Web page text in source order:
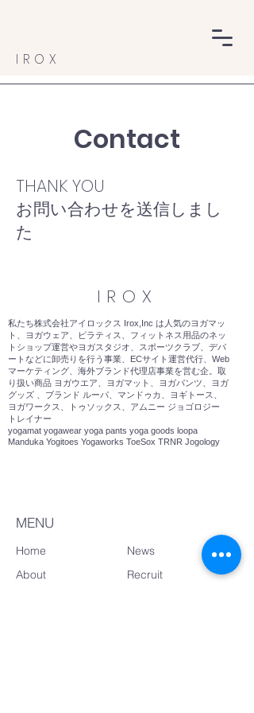
IROX
Contact
​THANK YOU
お問い合わせを送信しまし
た
IROX
私たち株式会社アイロックス Irox,Inc は人気のヨガマッ
ト、ヨガウェア、ピラティス、フィットネス用品のネッ
トショップ運営やヨガスタジオ、スポーツクラブ、デパ
ートなどに卸売りを行う事業、ECサイト運営代行、Web
マーケティング、海外ブランド代理店事業を営む企。取
り扱い商品 ヨガウエア、ヨガマット、ヨガパンツ、ヨガ
グッズ 、ブランド ルーパ、マンドゥカ、ヨギトース、
ヨガワークス、トゥソックス、アムニー ジョゴロジー
トレイナー
yogamat yogawear yoga pants yoga goods loopa
Manduka Yogitoes Yogaworks ToeSox TRNR Jogology
MENU
Home
News
About
Recruit